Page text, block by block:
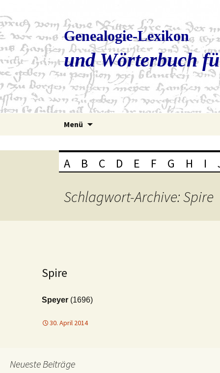
Genealogie-Lexikon
und Wörterbuch
Menü
A B C D E F G H I
Schlagwort-Archive: Spire
Spire
Speyer (1696)
30. April 2014
Neueste Beiträge